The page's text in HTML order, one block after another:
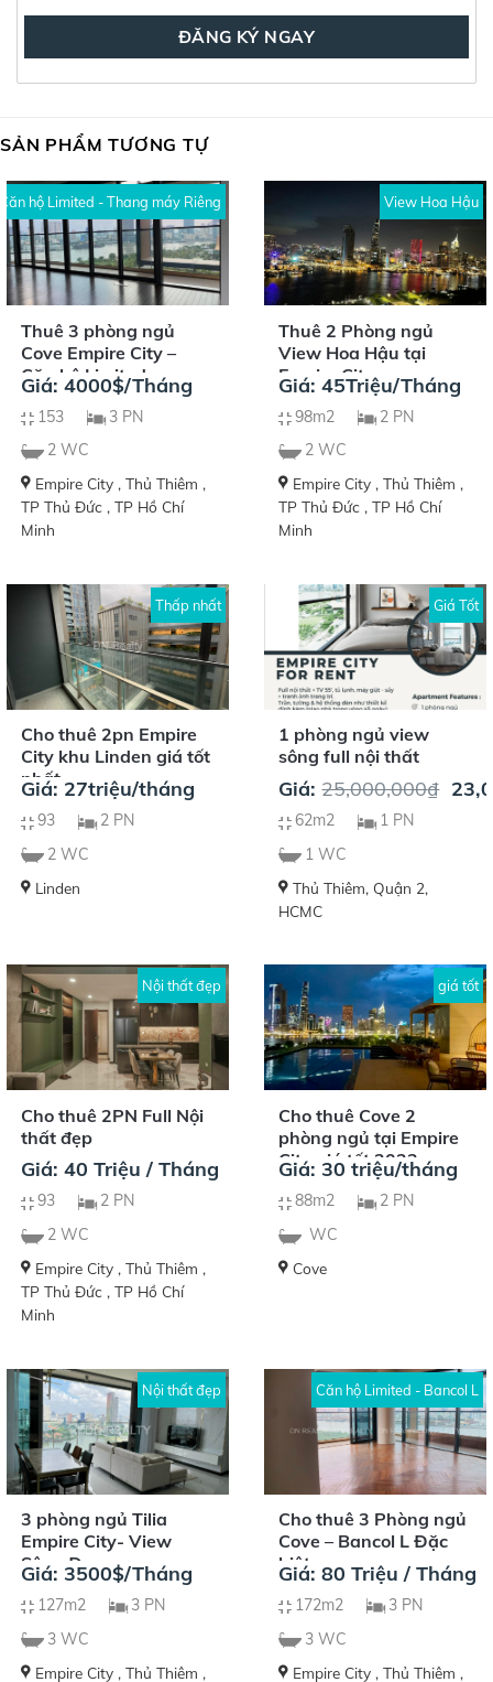
SẢN PHẨM TƯƠNG TỰ
Căn hộ Limited - Thang máy Riêng
Thuê 3 phòng ngủ
Cove Empire City –
Căn hộ Limited
Giá: 4000$/Tháng
153
3 PN
2 WC
Empire City , Thủ Thiêm ,
TP Thủ Đức , TP Hồ Chí
Minh
View Hoa Hậu
Thuê 2 Phòng ngủ
View Hoa Hậu tại
Empire City
Giá: 45Triệu/Tháng
98m2
2 PN
2 WC
Empire City , Thủ Thiêm ,
TP Thủ Đức , TP Hồ Chí
Minh
Thấp nhất
Cho thuê 2pn Empire
City khu Linden giá tốt
nhất
Giá: 27triệu/tháng
93
2 PN
2 WC
Linden
Giá Tốt
1 phòng ngủ view
sông full nội thất
Giá:25,000,000₫ Giá
62m2
1 PN
1 WC
Thủ Thiêm, Quận 2,
HCMC
Nội thất đẹp
Cho thuê 2PN Full Nội
thất đẹp
Giá: 40 Triệu / Tháng
93
2 PN
2 WC
Empire City , Thủ Thiêm ,
TP Thủ Đức , TP Hồ Chí
Minh
giá tốt
Cho thuê Cove 2
phòng ngủ tại Empire
City giá tốt 2023
Giá: 30 triệu/tháng
88m2
2 PN
WC
Cove
Nội thất đẹp
3 phòng ngủ Tilia
Empire City- View
Sông Đẹp
Giá: 3500$/Tháng
127m2
3 PN
3 WC
Empire City , Thủ Thiêm ,
Căn hộ Limited - Bancol L
Cho thuê 3 Phòng ngủ
Cove – Bancol L Đặc
biệt
Giá: 80 Triệu / Tháng
172m2
3 PN
3 WC
Empire City , Thủ Thiêm ,